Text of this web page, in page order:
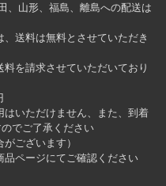
、山形、福島、離島への配送は
送料は無料とさせていただき
を請求させていただいており
はいただけません、また、到着
でご了承ください
ございます）
ページにてご確認ください